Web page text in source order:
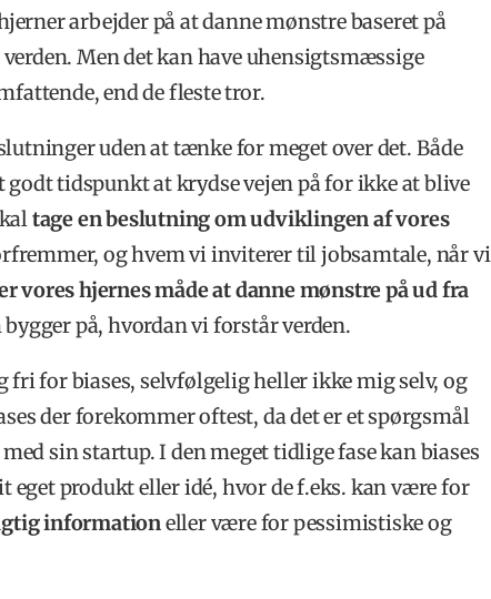
arbejder på at danne mønstre baseret på
Men det kan have uhensigtsmæssige
end de fleste tror.
uden at tænke for meget over det. Både
godt tidspunkt at krydse vejen på for ikke at blive
tage en beslutning om udviklingen af vores
og hvem vi inviterer til jobsamtale, når vi
vores hjernes måde at danne mønstre på ud fra
bygger på, hvordan vi forstår verden.
fri for biases, selvfølgelig heller ikke mig selv, og
der forekommer oftest, da det er et spørgsmål
sin startup. I den meget tidlige fase kan biases
eget produkt eller idé, hvor de f.eks. kan være for
informationeller være for pessimistiske og